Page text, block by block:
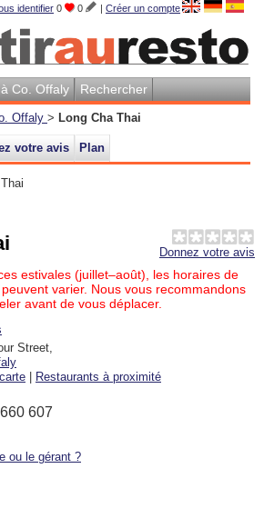
identifier 0 0 | Créer un compte
Co. Offaly Rechercher
Offaly > Long Cha Thai
votre avis Plan
Donnez votre avis
estivales (juillet–août), les horaires de
varier. Nous vous recommandons
avant de vous déplacer.
Street
Restaurants à proximité
607
ou le gérant ?